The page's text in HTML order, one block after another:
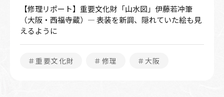
【修理リポート】重要文化財「山水図」伊藤若冲筆
（大阪・西福寺蔵）― 表装を新調、隠れていた絵も見
えるように
＃重要文化財 ＃修理 ＃大阪